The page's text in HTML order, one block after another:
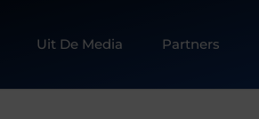
Uit De Media Partners